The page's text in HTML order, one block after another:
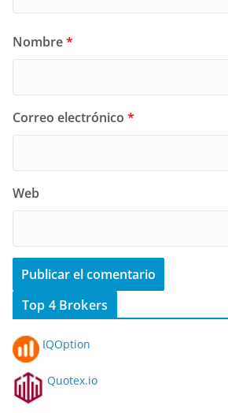
Nombre*
Correo electrónico *
Web
Top 4 Brokers
IQOption
Quotex.io